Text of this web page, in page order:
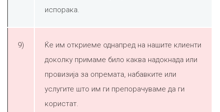
испорака.
9)
Ќе им откриеме однапред на нашите клиенти
доколку примаме било каква надокнада или
провизија за опремата, набавките или
услугите што им ги препорачуваме да ги
користат.